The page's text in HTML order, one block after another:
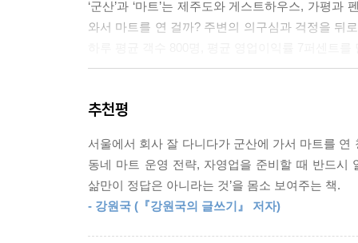
했을 수도 있다. 장병규 4차산업혁명위원회 위원
광화문 대로변 뒤편 상가 건물 1층 점포의 한 달
원)을 기준으로 계산했다.
하루에 아메리카노를 100잔 판다고 가정하면 한
면 아메리카노 한 잔당 임차료 1,667원과 인건비
‘군산’과 ‘마트’는 제주도와 게스트하우스, 가평
와서 마트를 연 걸까? 주변의 의구심과 걱정을 뒤
적자를 견디는 일은 자신에게 맞지 않는다고 판단
가장 적당하다고 판단했다.
이렇듯 창업의 핵심은 ‘무엇을 하느냐’가 아닌 ‘
유리하기 때문에 주저없이 군산으로 떠났고, 남
또한 온전히 스스로 결정했기 때문에 창업과 운영
추천평
서울에서 회사 잘 다니다가 군산에 가서 마트를
동네 마트 운영 전략, 자영업을 준비할 때 반드시
삶만이 정답은 아니라는 것’을 몸소 보여주는 책.
- 강원국 (『강원국의 글쓰기』 저자)